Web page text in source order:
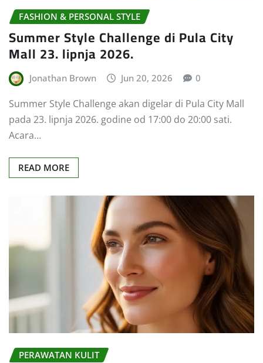
FASHION & PERSONAL STYLE
Summer Style Challenge di Pula City
Mall 23. lipnja 2026.
Jonathan Brown Jun 20, 2026 0
Summer Style Challenge akan digelar di Pula City Mall
pada 23. lipnja 2026. godine od 17:00 do 20:00 sati.
Acara…
READ MORE
PERAWATAN KULIT